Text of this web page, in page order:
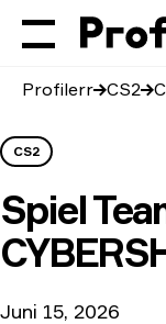
Profilerr CS2
CS2
Spiel
Juni 15, 2026